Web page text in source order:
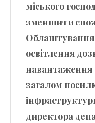
міського
зменшити
Облаштування
освітлення
навантаження
загалом
директора